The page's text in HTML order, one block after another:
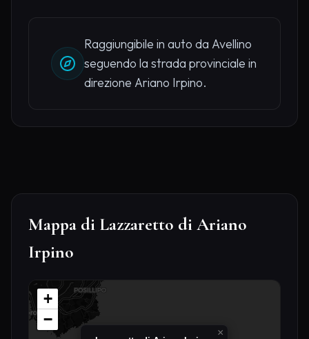
Raggiungibile in auto da Avellino
seguendo la strada provinciale in
direzione Ariano Irpino.
Mappa di Lazzaretto di Ariano
Irpino
×
+
−